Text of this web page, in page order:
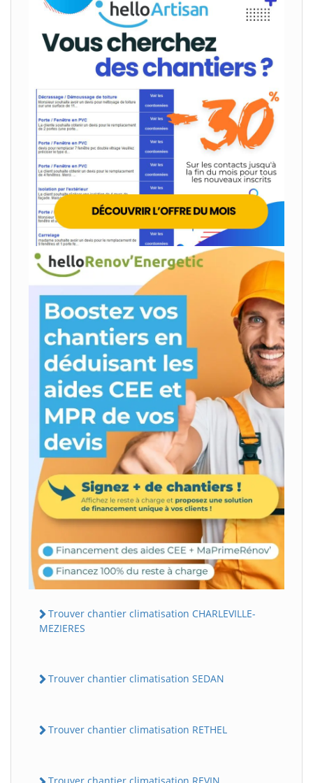
Trouver chantier climatisation CHARLEVILLE-
MEZIERES
Trouver chantier climatisation SEDAN
Trouver chantier climatisation RETHEL